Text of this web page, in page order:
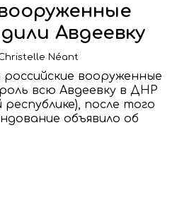
Авдеевку
Néant
российские вооруженные
всю Авдеевку в ДНР
после того
объявило об